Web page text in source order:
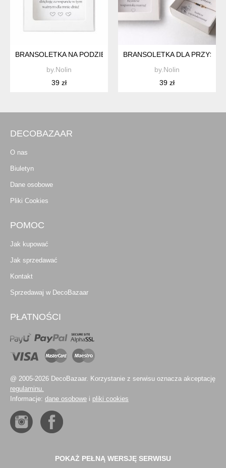
BRANSOLETKA NA PODZIĘKOWANIE
by.Nolin
39 zł
BRANSOLETKA DLA
by.Nolin
39 zł
DECOBAZAAR
O nas
Biuletyn
Dane osobowe
Pliki Cookies
POMOC
Jak kupować
Jak sprzedawać
Kontakt
Sprzedawaj w DecoBazaar
PŁATNOŚCI
@ 2005-2026 DecoBazaar. Korzystanie z serwisu oznacza akceptację
regulaminu.
Informacje: dane osobowe i pliki cookies
POKAŻ PEŁNĄ WERSJĘ SERWISU